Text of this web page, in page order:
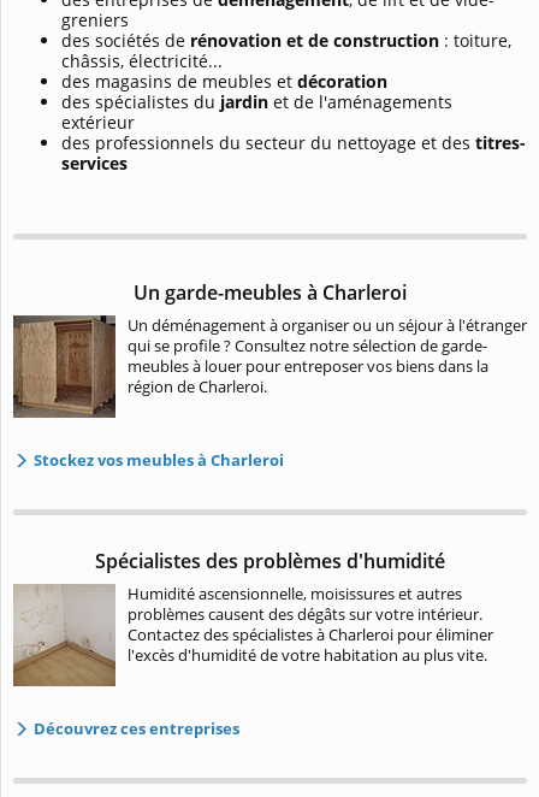
greniers
des sociétés de rénovation et de construction : toiture,
châssis, électricité...
des magasins de meubles et décoration
des spécialistes du jardin et de l'aménagements
extérieur
des professionnels du secteur du nettoyage et des titres-
services
Un garde-meubles à Charleroi
Un déménagement à organiser ou un séjour à l'étranger
qui se profile ? Consultez notre sélection de garde-
meubles à louer pour entreposer vos biens dans la
région de Charleroi.
Stockez vos meubles à Charleroi
Spécialistes des problèmes d'humidité
Humidité ascensionnelle, moisissures et autres
problèmes causent des dégâts sur votre intérieur.
Contactez des spécialistes à Charleroi pour éliminer
l'excès d'humidité de votre habitation au plus vite.
Découvrez ces entreprises